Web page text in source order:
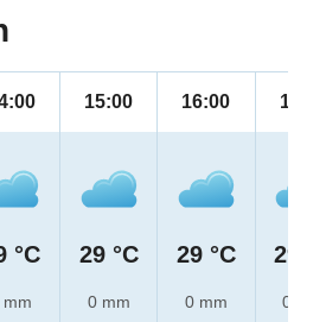
°C
mm
15:00
29 °C
0 mm
16:00
29 °C
0 mm
17:00
29 °C
0 mm